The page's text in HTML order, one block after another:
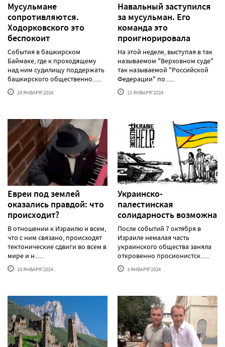
Мусульмане
сопротивляются.
Ходорковского это
беспокоит
События в башкирском
Баймаке, где к проходящему
над ним судилищу поддержать
башкирского общественно......
16 ЯНВАРЯ'2024
Навальный заступился
за мусульман. Его
команда это
проигнорировала
На этой неделе, выступая в так
называемом "Верховном суде"
так называемой "Российской
Федерации" по......
13 ЯНВАРЯ'2024
Евреи под землей
оказались правдой: что
происходит?
В отношении к Израилю и всем,
что с ним связано, происходят
тектонические сдвиги во всем в
мире и н......
10 ЯНВАРЯ'2024
Украинско-
палестинская
солидарность возможна
После событий 7 октября в
Израиле немалая часть
украинского общества заняла
откровенно просионистск......
3 ЯНВАРЯ'2024